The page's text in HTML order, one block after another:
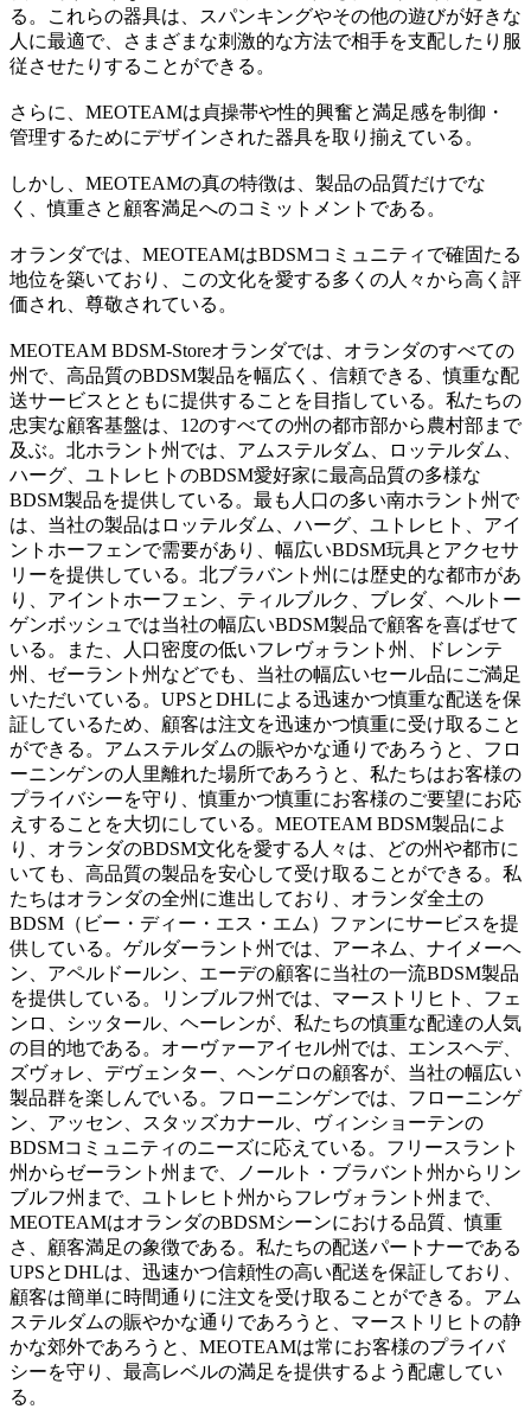
る。これらの器具は、スパンキングやその他の遊びが好きな
人に最適で、さまざまな刺激的な方法で相手を支配したり服
従させたりすることができる。
さらに、MEOTEAMは貞操帯や性的興奮と満足感を制御・
管理するためにデザインされた器具を取り揃えている。
しかし、MEOTEAMの真の特徴は、製品の品質だけでな
く、慎重さと顧客満足へのコミットメントである。
オランダでは、MEOTEAMはBDSMコミュニティで確固たる
地位を築いており、この文化を愛する多くの人々から高く評
価され、尊敬されている。
MEOTEAM BDSM-Storeオランダでは、オランダのすべての
州で、高品質のBDSM製品を幅広く、信頼できる、慎重な配
送サービスとともに提供することを目指している。私たちの
忠実な顧客基盤は、12のすべての州の都市部から農村部まで
及ぶ。北ホラント州では、アムステルダム、ロッテルダム、
ハーグ、ユトレヒトのBDSM愛好家に最高品質の多様な
BDSM製品を提供している。最も人口の多い南ホラント州で
は、当社の製品はロッテルダム、ハーグ、ユトレヒト、アイ
ントホーフェンで需要があり、幅広いBDSM玩具とアクセサ
リーを提供している。北ブラバント州には歴史的な都市があ
り、アイントホーフェン、ティルブルク、ブレダ、ヘルトー
ゲンボッシュでは当社の幅広いBDSM製品で顧客を喜ばせて
いる。また、人口密度の低いフレヴォラント州、ドレンテ
州、ゼーラント州などでも、当社の幅広いセール品にご満足
いただいている。UPSとDHLによる迅速かつ慎重な配送を保
証しているため、顧客は注文を迅速かつ慎重に受け取ること
ができる。アムステルダムの賑やかな通りであろうと、フロ
ーニンゲンの人里離れた場所であろうと、私たちはお客様の
プライバシーを守り、慎重かつ慎重にお客様のご要望にお応
えすることを大切にしている。MEOTEAM BDSM製品によ
り、オランダのBDSM文化を愛する人々は、どの州や都市に
いても、高品質の製品を安心して受け取ることができる。私
たちはオランダの全州に進出しており、オランダ全土の
BDSM（ビー・ディー・エス・エム）ファンにサービスを提
供している。ゲルダーラント州では、アーネム、ナイメーヘ
ン、アペルドールン、エーデの顧客に当社の一流BDSM製品
を提供している。リンブルフ州では、マーストリヒト、フェ
ンロ、シッタール、ヘーレンが、私たちの慎重な配達の人気
の目的地である。オーヴァーアイセル州では、エンスヘデ、
ズヴォレ、デヴェンター、ヘンゲロの顧客が、当社の幅広い
製品群を楽しんでいる。フローニンゲンでは、フローニンゲ
ン、アッセン、スタッズカナール、ヴィンショーテンの
BDSMコミュニティのニーズに応えている。フリースラント
州からゼーラント州まで、ノールト・ブラバント州からリン
ブルフ州まで、ユトレヒト州からフレヴォラント州まで、
MEOTEAMはオランダのBDSMシーンにおける品質、慎重
さ、顧客満足の象徴である。私たちの配送パートナーである
UPSとDHLは、迅速かつ信頼性の高い配送を保証しており、
顧客は簡単に時間通りに注文を受け取ることができる。アム
ステルダムの賑やかな通りであろうと、マーストリヒトの静
かな郊外であろうと、MEOTEAMは常にお客様のプライバ
シーを守り、最高レベルの満足を提供するよう配慮してい
る。